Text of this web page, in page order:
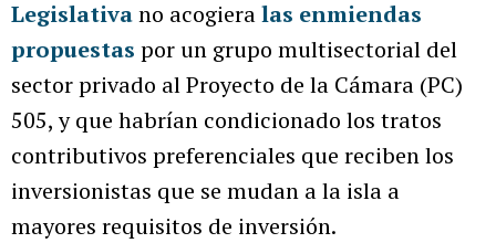
Legislativano acogieralas enmiendas
propuestas por un grupo multisectorial del
sector privado al Proyecto de la Cámara (PC)
505, y que habrían condicionado los tratos
contributivos preferenciales que reciben los
inversionistas que se mudan a la isla a
mayores requisitos de inversión.